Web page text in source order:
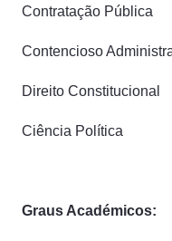
Contratação Pública
Contencioso
Direito Constitucional
Ciência Política
Graus Académicos: